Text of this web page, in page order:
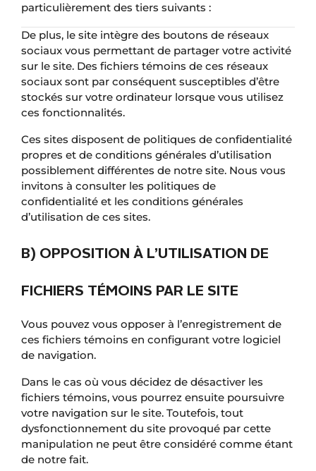
particulièrement des tiers suivants :
De plus, le site intègre des boutons de réseaux
sociaux vous permettant de partager votre activité
sur le site. Des fichiers témoins de ces réseaux
sociaux sont par conséquent susceptibles d’être
stockés sur votre ordinateur lorsque vous utilisez
ces fonctionnalités.
Ces sites disposent de politiques de confidentialité
propres et de conditions générales d’utilisation
possiblement différentes de notre site. Nous vous
invitons à consulter les politiques de
confidentialité et les conditions générales
d’utilisation de ces sites.
B) OPPOSITION À L’UTILISATION DE
FICHIERS TÉMOINS PAR LE SITE
Vous pouvez vous opposer à l’enregistrement de
ces fichiers témoins en configurant votre logiciel
de navigation.
Dans le cas où vous décidez de désactiver les
fichiers témoins, vous pourrez ensuite poursuivre
votre navigation sur le site. Toutefois, tout
dysfonctionnement du site provoqué par cette
manipulation ne peut être considéré comme étant
de notre fait.